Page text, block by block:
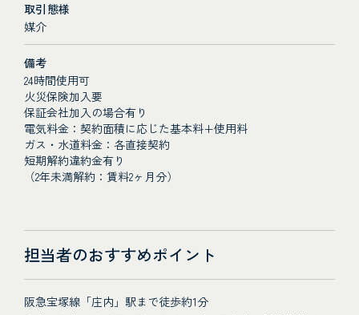
取引態様
媒介
備考
24時間使用可
火災保険加入要
保証会社加入の場合有り
電気料金：契約面積に応じた基本料+使用料
ガス・水道料金：各直接契約
短期解約違約金有り
（2年未満解約：賃料2ヶ月分）
担当者のおすすめポイント
阪急宝塚線「庄内」駅まで徒歩約1分